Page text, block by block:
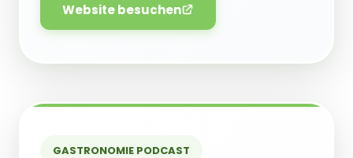
Website besuchen
GASTRONOMIE PODCAST